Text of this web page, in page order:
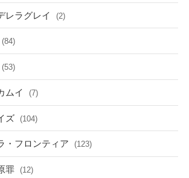
レラグレイ (2)
(84)
(53)
ムイ (7)
ズ (104)
・フロンティア (123)
罪 (12)